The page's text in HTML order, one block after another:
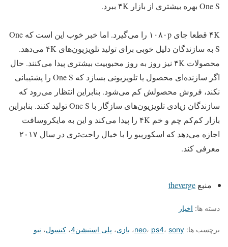
One S بهره بیشتری از بازار ۴K ببرد.
۴K قطعا جای ۱۰۸۰p را می‌گیرد. اما خبر خوب این است که One
S به سازندگان دلیل خوبی برای تولید تلویزیون‌های ۴K می‌دهد.
محصولات ۴K نیز روز به روز محبوبیت بیشتری پیدا می‌کنند. حال
اگر سازنده‌ای محصول یا تلویزیونی بسازد که One S را پشتیبانی
نکند، فروش محصولش کم می‌شود. بنابراین انتظار می‌رود که
سازندگان زیادی تلویزیون‌های سازگار با One S تولید کنند. بنابراین
بازار کم‌کم چم و خم ۴K را پیدا می‌کند و این به مایکروسافت
اجازه می‌دهد که اسکورپیو را با خیال راحت‌تری در سال ۲۰۱۷
معرفی کند.
منبع theverge
دسته ها: اخبار
برچسب ها: neo، ps4، sony ، بازی، پلی استیشن4 ، کنسول، نیو